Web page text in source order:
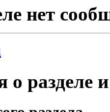
нет
разделе